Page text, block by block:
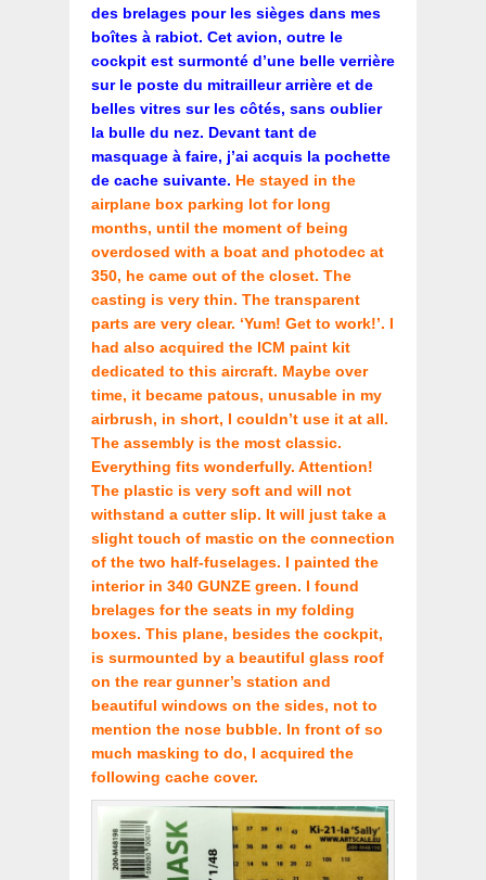
des brelages pour les sièges dans mes
boîtes à rabiot. Cet avion, outre le
cockpit est surmonté d’une belle verrière
sur le poste du mitrailleur arrière et de
belles vitres sur les côtés, sans oublier
la bulle du nez. Devant tant de
masquage à faire, j’ai acquis la pochette
de cache suivante. He stayed in the
airplane box parking lot for long
months, until the moment of being
overdosed with a boat and photodec at
350, he came out of the closet. The
casting is very thin. The transparent
parts are very clear. ‘Yum! Get to work!’. I
had also acquired the ICM paint kit
dedicated to this aircraft. Maybe over
time, it became patous, unusable in my
airbrush, in short, I couldn’t use it at all.
The assembly is the most classic.
Everything fits wonderfully. Attention!
The plastic is very soft and will not
withstand a cutter slip. It will just take a
slight touch of mastic on the connection
of the two half-fuselages. I painted the
interior in 340 GUNZE green. I found
brelages for the seats in my folding
boxes. This plane, besides the cockpit,
is surmounted by a beautiful glass roof
on the rear gunner’s station and
beautiful windows on the sides, not to
mention the nose bubble. In front of so
much masking to do, I acquired the
following cache cover.